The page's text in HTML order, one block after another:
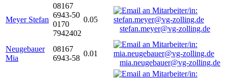
Meyer Stefan
08167
6943-50
0170
7942402
0.05
stefan.meyer@vg-zolling.de
Neugebauer
Mia
08167
6943-58
0.01
mia.neugebauer@vg-zolling.de